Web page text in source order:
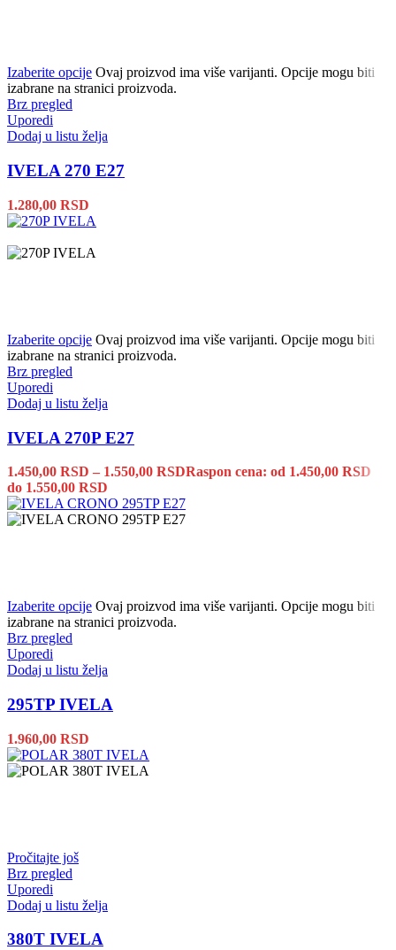
Izaberite opcije Ovaj proizvod ima više varijanti. Opcije mogu biti
izabrane na stranici proizvoda.
Brz pregled
Uporedi
Dodaj u listu želja
IVELA 270 E27
1.280,00 RSD
Izaberite opcije Ovaj proizvod ima više varijanti. Opcije mogu biti
izabrane na stranici proizvoda.
Brz pregled
Uporedi
Dodaj u listu želja
IVELA 270P E27
1.450,00 RSD – 1.550,00 RSDRaspon cena: od 1.450,00 RSD
do 1.550,00 RSD
Izaberite opcije Ovaj proizvod ima više varijanti. Opcije mogu biti
izabrane na stranici proizvoda.
Brz pregled
Uporedi
Dodaj u listu želja
295TP IVELA
1.960,00 RSD
Pročitajte još
Brz pregled
Uporedi
Dodaj u listu želja
380T IVELA